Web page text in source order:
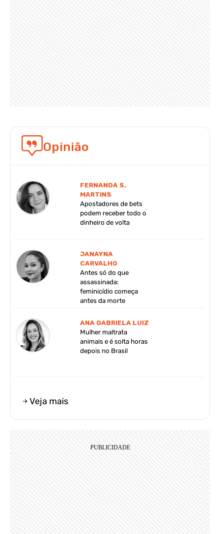
Opinião
FERNANDA S.
MARTINS
Apostadores de bets
podem receber todo o
dinheiro de volta
JANAYNA
CARVALHO
Antes só do que
assassinada:
feminicídio começa
antes da morte
ANA GABRIELA LUIZ
Mulher maltrata
animais e é solta horas
depois no Brasil
Veja mais